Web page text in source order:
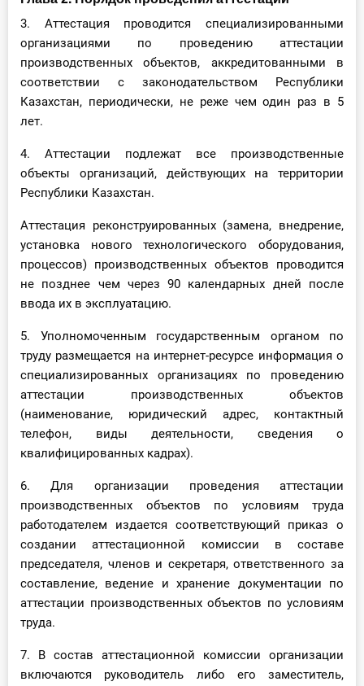
3. Аттестация проводится специализированными
организациями по проведению аттестации
производственных объектов, аккредитованными в
соответствии с законодательством Республики
Казахстан, периодически, не реже чем один раз в 5
лет.
4. Аттестации подлежат все производственные
объекты организаций, действующих на территории
Республики Казахстан.
Аттестация реконструированных (замена, внедрение,
установка нового технологического оборудования,
процессов) производственных объектов проводится
не позднее чем через 90 календарных дней после
ввода их в эксплуатацию.
5. Уполномоченным государственным органом по
труду размещается на интернет-ресурсе информация о
специализированных организациях по проведению
аттестации производственных объектов
(наименование, юридический адрес, контактный
телефон, виды деятельности, сведения о
квалифицированных кадрах).
6. Для организации проведения аттестации
производственных объектов по условиям труда
работодателем издается соответствующий приказ о
создании аттестационной комиссии в составе
председателя, членов и секретаря, ответственного за
составление, ведение и хранение документации по
аттестации производственных объектов по условиям
труда.
7. В состав аттестационной комиссии организации
включаются руководитель либо его заместитель,